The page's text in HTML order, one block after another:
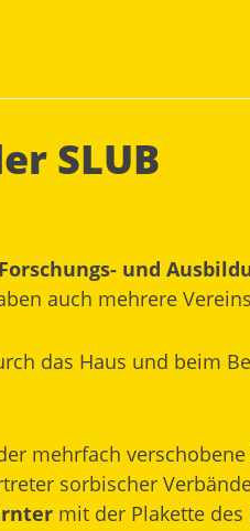
SLUB
und
auch mehrere
das Haus und beim
mehrfach
sorbischer
mit der Plakette